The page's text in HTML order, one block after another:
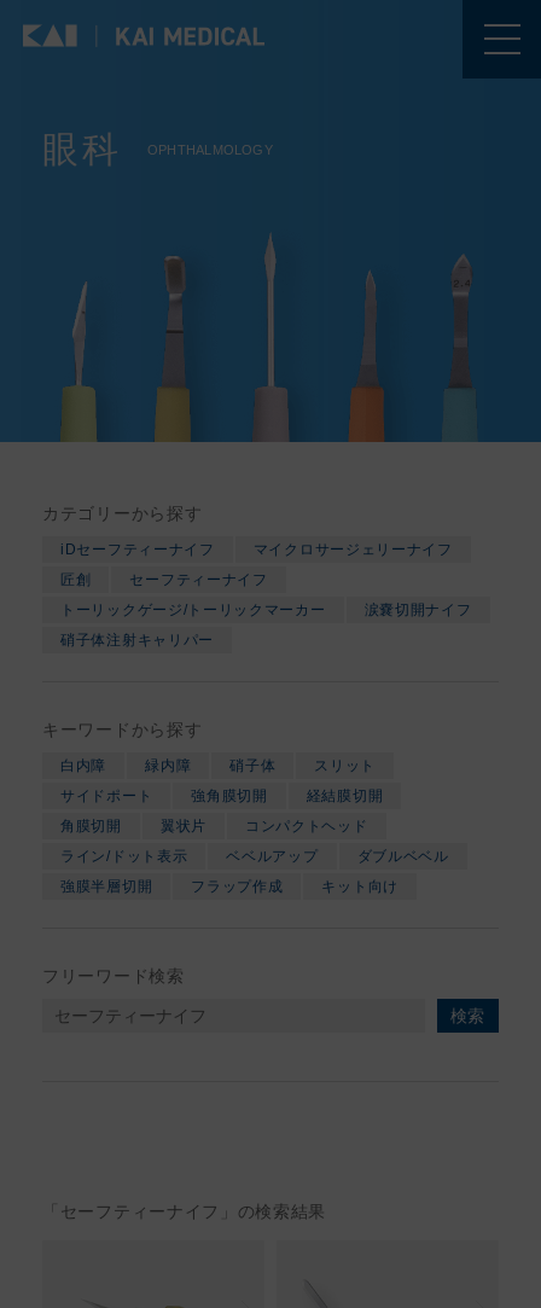
眼科 OPHTHALMOLOGY
カテゴリーから探す
iDセーフティーナイフ
マイクロサージェリーナイフ
匠創
セーフティーナイフ
トーリックゲージ/トーリックマーカー
涙嚢切開ナイフ
硝子体注射キャリパー
キーワードから探す
白内障 緑内障 硝子体
スリット
サイドポート
強角膜切開
経結膜切開
角膜切開
翼状片
コンパクトヘッド
ライン/ドット表示
ベベルアップ
ダブルベベル
強膜半層切開
フラップ作成 キット向け
フリーワード検索
検索
「セーフティーナイフ」の検索結果